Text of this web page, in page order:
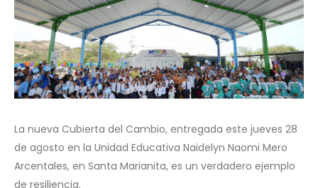
La nueva Cubierta del Cambio, entregada este jueves 28
de agosto en la Unidad Educativa Naidelyn Naomi Mero
Arcentales, en Santa Marianita, es un verdadero ejemplo
de resiliencia.